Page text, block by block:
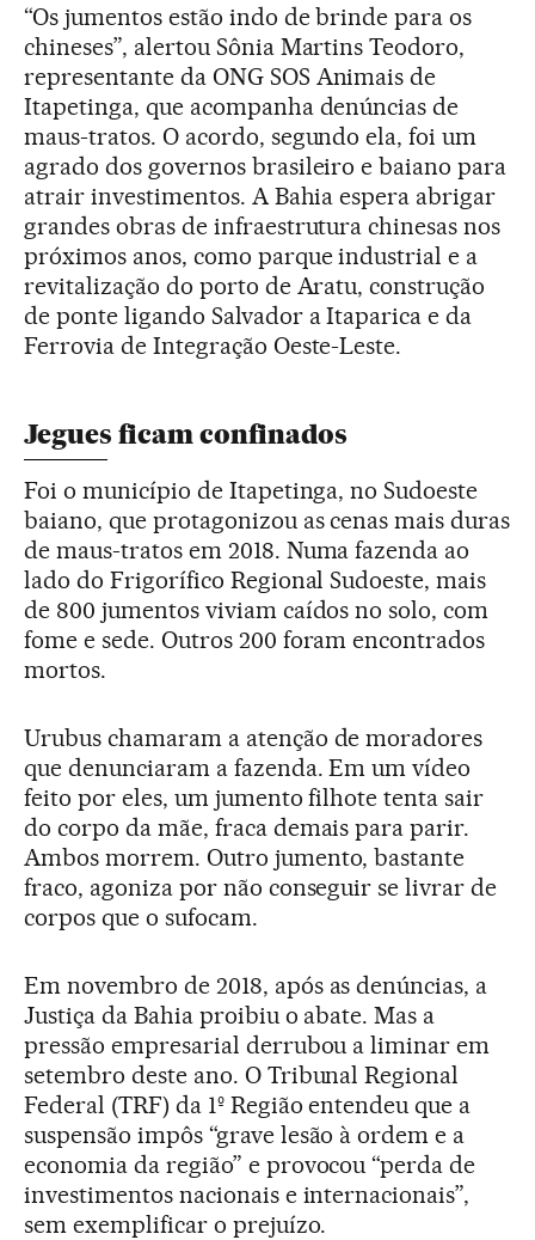
“Os jumentos estão indo de brinde para os
chineses”, alertou Sônia Martins Teodoro,
representante da ONG SOS Animais de
Itapetinga, que acompanha denúncias de
maus-tratos. O acordo, segundo ela, foi um
agrado dos governos brasileiro e baiano para
atrair investimentos. A Bahia espera abrigar
grandes obras de infraestrutura chinesas nos
próximos anos, como parque industrial e a
revitalização do porto de Aratu, construção
de ponte ligando Salvador a Itaparica e da
Ferrovia de Integração Oeste-Leste.
Jegues ficam confinados
Foi o município de Itapetinga, no Sudoeste
baiano, que protagonizou as cenas mais duras
de maus-tratos em 2018. Numa fazenda ao
lado do Frigorífico Regional Sudoeste, mais
de 800 jumentos viviam caídos no solo, com
fome e sede. Outros 200 foram encontrados
mortos.
Urubus chamaram a atenção de moradores
que denunciaram a fazenda. Em um vídeo
feito por eles, um jumento filhote tenta sair
do corpo da mãe, fraca demais para parir.
Ambos morrem. Outro jumento, bastante
fraco, agoniza por não conseguir se livrar de
corpos que o sufocam.
Em novembro de 2018, após as denúncias, a
Justiça da Bahia proibiu o abate. Mas a
pressão empresarial derrubou a liminar em
setembro deste ano. O Tribunal Regional
Federal (TRF) da 1º Região entendeu que a
suspensão impôs “grave lesão à ordem e a
economia da região” e provocou “perda de
investimentos nacionais e internacionais”,
sem exemplificar o prejuízo.